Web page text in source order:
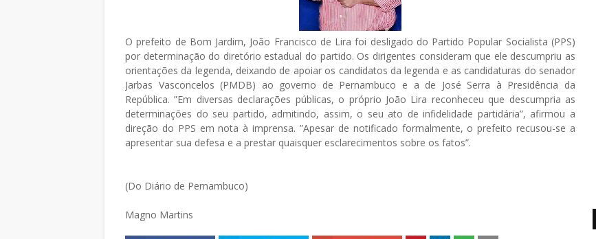
O prefeito de Bom Jardim, João Francisco de Lira foi desligado do Partido Popular Socialista (PPS)
por determinação do diretório estadual do partido. Os dirigentes consideram que ele descumpriu as
orientações da legenda, deixando de apoiar os candidatos da legenda e as candidaturas do senador
Jarbas Vasconcelos (PMDB) ao governo de Pernambuco e a de José Serra à Presidência da
República. ”Em diversas declarações públicas, o próprio João Lira reconheceu que descumpria as
determinações do seu partido, admitindo, assim, o seu ato de infidelidade partidária”, afirmou a
direção do PPS em nota à imprensa. ”Apesar de notificado formalmente, o prefeito recusou-se a
apresentar sua defesa e a prestar quaisquer esclarecimentos sobre os fatos”.
(Do Diário de Pernambuco)
Magno Martins